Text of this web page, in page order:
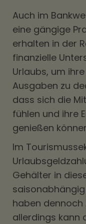
Auch im
eine gängige
erhalten in der
finanzielle
Urlaubs, um
Ausgaben zu
dass sich die
fühlen und ihre
genießen
Im
Gehälter in
haben dennoch
allerdings kann